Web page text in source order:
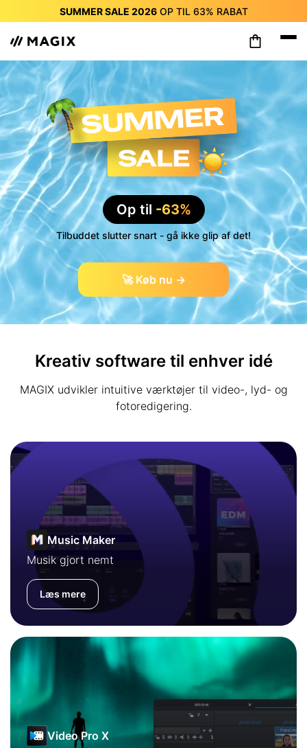
SUMMER SALE 2026OP TIL 63% RABAT
SUMMER SALE 2026
SUMMER SALE 2026
SUMMER SALE 2026
OP TIL63%
SUMMER SALE 2026OP TIL63%RABAT
SUMMER SALE 2026 OP TIL63%RABAT
Op til -63%
Tilbuddet slutter snart - gå ikke glip af det!
🚀 Køb nu →
Kreativ software til enhver idé
MAGIX udvikler intuitive værktøjer til video-, lyd- og
fotoredigering.
Music Maker
Musik gjort nemt
Læs mere
Video Pro X